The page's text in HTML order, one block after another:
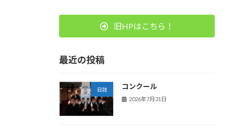
旧HPはこちら！
最近の投稿
日誌 コンクール
2026年7月31日